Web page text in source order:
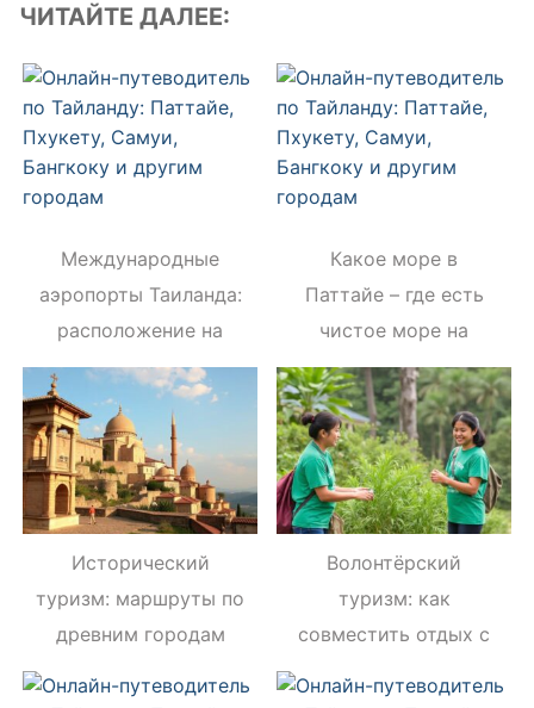
ЧИТАЙТЕ ДАЛЕЕ:
Международные
аэропорты Таиланда:
расположение на
карте Бангкока,
Пхукета, Самуи и
Паттайя
Какое море в
Паттайе – где есть
чистое море на
курорте в 2020 году
Исторический
туризм: маршруты по
древним городам
Волонтёрский
туризм: как
совместить отдых с